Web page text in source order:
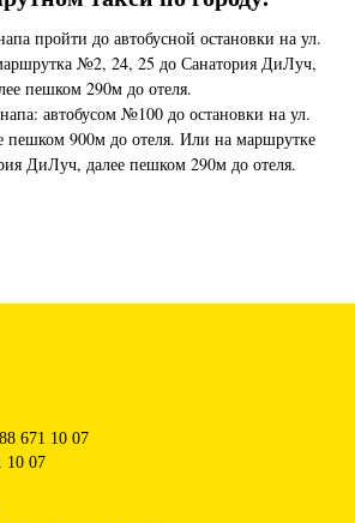
пройти до автобусной остановки на ул.
№2, 24, 25 до Санатория ДиЛуч,
пешком 290м до отеля.
автобусом №100 до остановки на ул.
пешком 900м до отеля. Или на маршрутке
ДиЛуч, далее пешком 290м до отеля.
671 10 07
10 07